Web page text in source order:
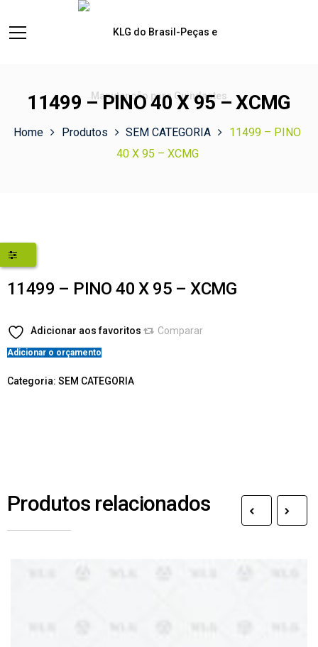
11499 – PINO 40 X 95 – XCMG
Home Produtos SEM CATEGORIA
11499 – PINO
40 X 95 – XCMG
11499 – PINO 40 X 95 – XCMG
Adicionar aos favoritos Comparar
Adicionar o orçamento
Categoria: SEM CATEGORIA
Produtos relacionados